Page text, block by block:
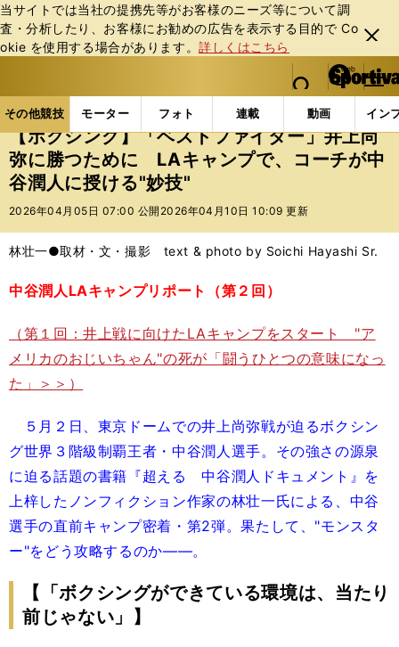
当サイトでは当社の提携先等がお客様のニーズ等について調
査・分析したり、お客様にお勧めの広告を表⽰する⽬的で Co
okie を使⽤する場合があります。詳しくはこちら
閉じ
る
web Sportiva (webスポルティーバ)
検索
マイペ
ー
ジ
メニュ
その他競技 モーター フォト 連載 動画 イン
ス
ポ
ル
テ
ー
バ
その他競技の記事一覧 格闘技 ボクシング 【ボ
【ボクシング】「ベストファイター」井上尚
弥に勝つために LAキャンプで、コーチが中
谷潤人に授ける"妙技"
2026年04月05日 07:00 公開 2026年04月10日 10:09 更新
林壮一●取材・文・撮影 text & photo by Soichi Hayashi Sr.
中谷潤人LAキャンプリポート（第２回）
（第１回：井上戦に向けたLAキャンプをスタート "ア
メリカのおじいちゃん"の死が「闘うひとつの意味になっ
た」＞＞）
５月２日、東京ドームでの井上尚弥戦が迫るボクシン
グ世界３階級制覇王者・中谷潤人選手。その強さの源泉
に迫る話題の書籍『超える 中谷潤人ドキュメント』を
上梓したノンフィクション作家の林壮一氏による、中谷
選手の直前キャンプ密着・第2弾。果たして、"モンスタ
ー"をどう攻略するのか――。
【「ボクシングができている環境は、当たり
前じゃない」】